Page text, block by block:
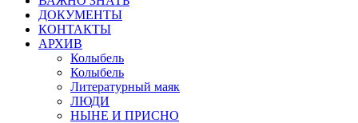
ДОКУМЕНТЫ
КОНТАКТЫ
АРХИВ
Колыбель
Колыбель
Литературный маяк
ЛЮДИ
НЫНЕ И ПРИСНО